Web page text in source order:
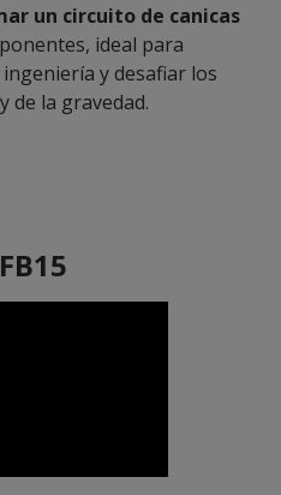
un circuito de canicas
ideal para
y desafiar los
de la gravedad.